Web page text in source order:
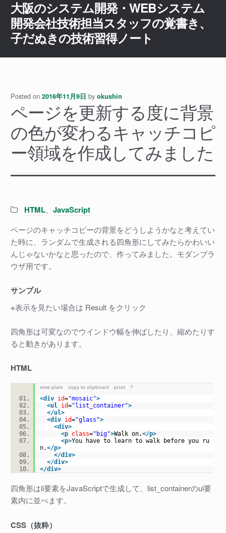
ナ
ビ
ゲ
ー
ス
キ
ッ
プ
コ
ン
テ
ン
ッ
プ
大阪のシステム開発・WEBシステム
開発会社技術担当スタッフの覚書き、
子だぬきの技術習得ノート
Posted on 2016年11月9日 by okushin
ページを更新する度に背景
の色が変わるキャッチコピ
ー領域を作成してみました
Categories:
HTML、 JavaScript
ページのキャッチコピーの背景をどうしようかなと考えてい
た時に、ランダムで生成される四角形にしてみたらかわいい
んじゃないかなと思ったので、作ってみました。モダンブラ
ウザ用です。
サンプル
※表示を見たい場合は Result をクリック
四角形は可変なのでウインドウ幅を伸ばしたり、縮めたりす
ると動きがあります。
HTML
view plain copy to clipboard print ?
<div id="mosaic">
<ul id="list_container">
</ul>
<div id="glass">
<div>
<p class="big">Walk on.</p>
<p>You have to learn to walk before you ru
n.</p>
</div>
</div>
</div>
四角形はli要素をJavaScriptで生成して、list_containerのul要
素内に並べます。
CSS（抜粋）